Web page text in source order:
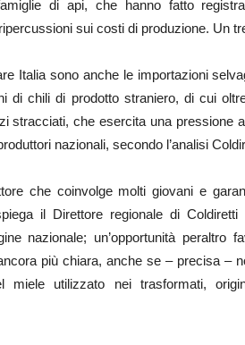
di api, che hanno fatto
sui costi di produzione. Un
Italia sono anche le importazioni
di chili di prodotto straniero, di cui
stracciati, che esercita una pressione
nazionali, secondo l’analisi
che coinvolge molti giovani e
il Direttore regionale di
nazionale; un’opportunità peraltro
più chiara, anche se – precisa –
miele utilizzato nei trasformati,